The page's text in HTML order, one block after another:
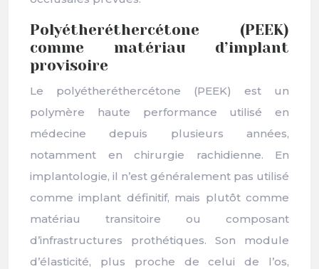
Polyétheréthercétone (PEEK)
comme matériau d’implant
provisoire
Le polyétheréthercétone (PEEK) est un
polymère haute performance utilisé en
médecine depuis plusieurs années,
notamment en chirurgie rachidienne. En
implantologie, il n’est généralement pas utilisé
comme implant définitif, mais plutôt comme
matériau transitoire ou composant
d’infrastructures prothétiques. Son module
d’élasticité, plus proche de celui de l’os,